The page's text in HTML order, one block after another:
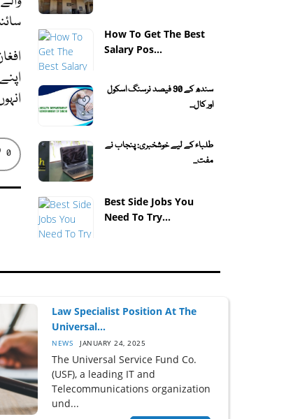
0
How To Get The Best
Salary Pos...
سندھ کے 90 فیصد نرسنگ اسکول
اور کال...
طلباء کے لیے خوشخبری: پنجاب نے
مفت...
Best Side Jobs You
Need To Try...
Law Specialist Position At The
Universal...
NEWS JANUARY 24, 2025
The Universal Service Fund Co.
(USF), a leading IT and
Telecommunications organization
und...